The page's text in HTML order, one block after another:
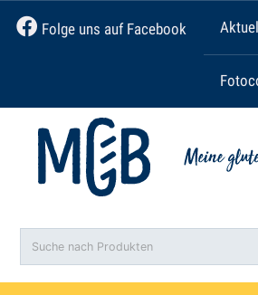
Folge uns auf Facebook